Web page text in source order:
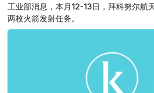
工业部消息，本月12-13日，拜科努尔航
两枚火箭发射任务。